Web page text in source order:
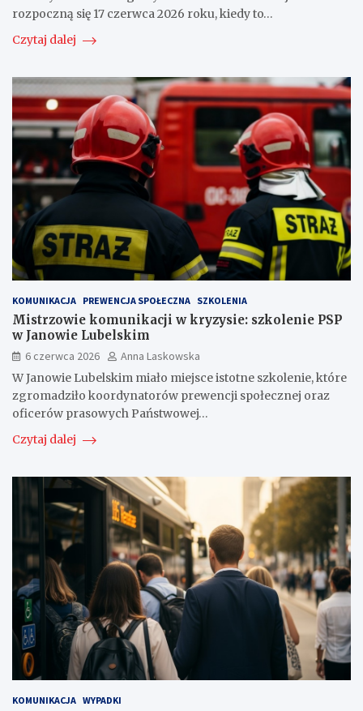
rozpoczną się 17 czerwca 2026 roku, kiedy to…
Czytaj dalej
KOMUNIKACJA PREWENCJA SPOŁECZNA SZKOLENIA
Mistrzowie komunikacji w kryzysie: szkolenie PSP
w Janowie Lubelskim
6 czerwca 2026
Anna Laskowska
W Janowie Lubelskim miało miejsce istotne szkolenie, które
zgromadziło koordynatorów prewencji społecznej oraz
oficerów prasowych Państwowej…
Czytaj dalej
KOMUNIKACJA WYPADKI